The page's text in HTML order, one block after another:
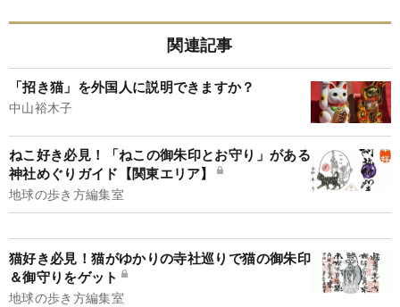
関連記事
「招き猫」を外国人に説明できますか？
中山裕木子
ねこ好き必見！「ねこの御朱印とお守り」がある
神社めぐりガイド【関東エリア】
地球の歩き方編集室
猫好き必見！猫がゆかりの寺社巡りで猫の御朱印
＆御守りをゲット
地球の歩き方編集室